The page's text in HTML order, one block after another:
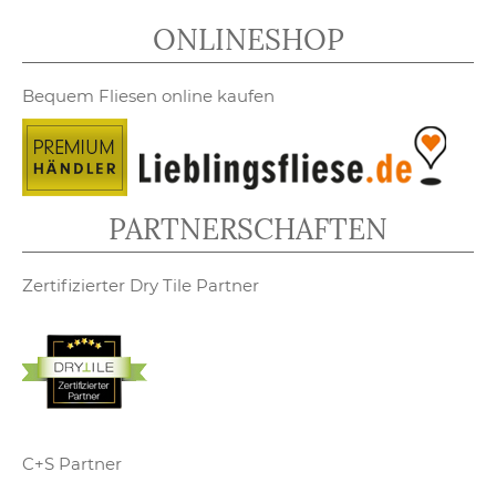
ONLINESHOP
Bequem Fliesen online kaufen
PARTNERSCHAFTEN
Zertifizierter Dry Tile Partner
C+S Partner